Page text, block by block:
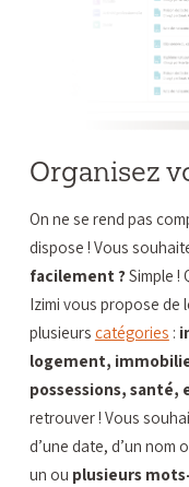
Organisez
On ne se rend pas
dispose ! Vous
facilement ? Simple !
Izimi vous propose de
plusieurs catégories :
logement,
possessions, santé,
retrouver ! Vous
d’une date, d’un nom
un ou plusieurs